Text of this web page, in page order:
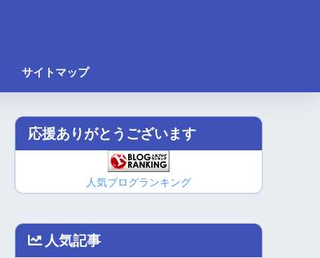
サイトマップ
応援ありがとうございます
人気ブログランキング
人気記事